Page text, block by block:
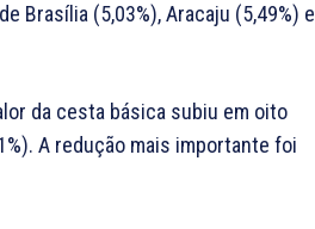
Brasília (5,03%), Aracaju (5,49%) e
da cesta básica subiu em oito
A redução mais importante foi